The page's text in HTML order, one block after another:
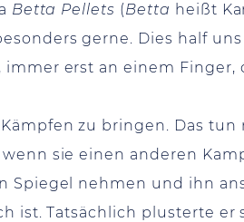
Betta Pellets (Betta heißt
gerne. Dies half
erst an einem
zu bringen. Das
sie einen anderen
Spiegel nehmen und ihn
ist. Tatsächlich plusterte